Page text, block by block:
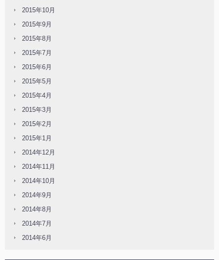
2015年10月
2015年9月
2015年8月
2015年7月
2015年6月
2015年5月
2015年4月
2015年3月
2015年2月
2015年1月
2014年12月
2014年11月
2014年10月
2014年9月
2014年8月
2014年7月
2014年6月